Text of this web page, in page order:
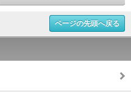
ページの先頭へ戻る